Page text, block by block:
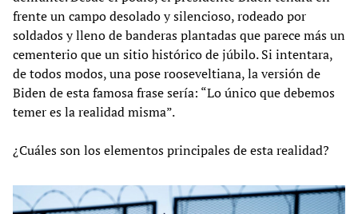
frente un campo desolado y silencioso, rodeado por
soldados y lleno de banderas plantadas que parece más un
cementerio que un sitio histórico de júbilo. Si intentara,
de todos modos, una pose rooseveltiana, la versión de
Biden de esta famosa frase sería: “Lo único que debemos
temer es la realidad misma”.
¿Cuáles son los elementos principales de esta realidad?